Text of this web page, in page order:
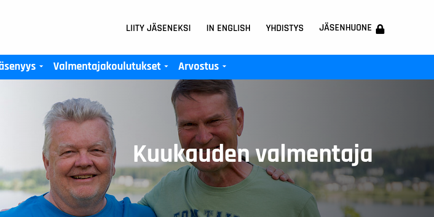
LIITY JÄSENEKSI IN ENGLISH YHDISTYS JÄSENHUONE
Valmentajakoulutukset Arvostus
Kuukauden valmentaja